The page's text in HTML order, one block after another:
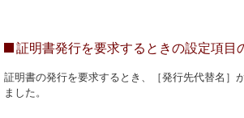
証明書発行を要求するときの設定項目
証明書の発行を要求するとき、［発行先代替名］
ました。